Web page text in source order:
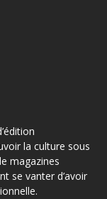
la culture sous
magazines
se vanter d’avoir